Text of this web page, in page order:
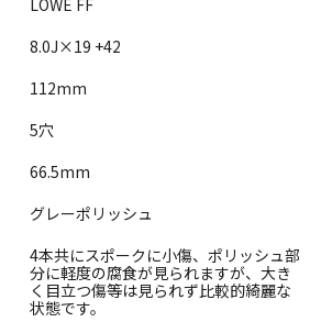
LOWE FF
8.0J×19 +42
112mm
5穴
66.5mm
グレーポリッシュ
4本共にスポークに小傷、ポリッシュ部
分に軽度の腐食が見られますが、大き
く目立つ傷等は見られず比較的綺麗な
状態です。